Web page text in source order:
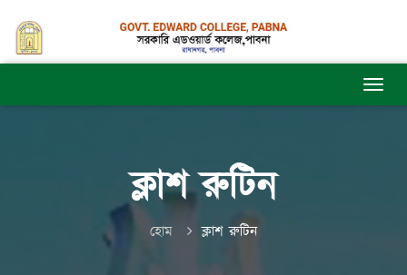
ক্লাশ রুটিন
হোম ক্লাশ রুটিন